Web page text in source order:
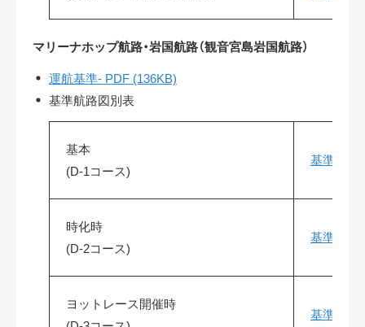
マリーナホップ航路・岩国航路（観音宮島岩国航路）
運航基準- PDF (136KB)
基準航路図別表
基本
(D-1コース)
基準航路
時化時
(D-2コース)
基準航路
ヨットレース開催時
基準航路